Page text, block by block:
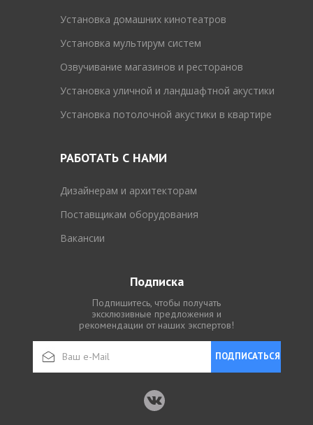
Установка домашних кинотеатров
Установка мультирум систем
Озвучивание магазинов и ресторанов
Установка уличной и ландшафтной акустики
Установка потолочной акустики в квартире
РАБОТАТЬ С НАМИ
Дизайнерам и архитекторам
Поставщикам оборудования
Вакансии
Подписка
Подпишитесь, чтобы получать
эксклюзивные предложения и
рекомендации от наших экспертов!
ПОДПИСАТЬСЯ